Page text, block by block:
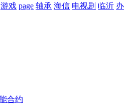
游戏 page 轴承 海信 电视剧 临沂 办